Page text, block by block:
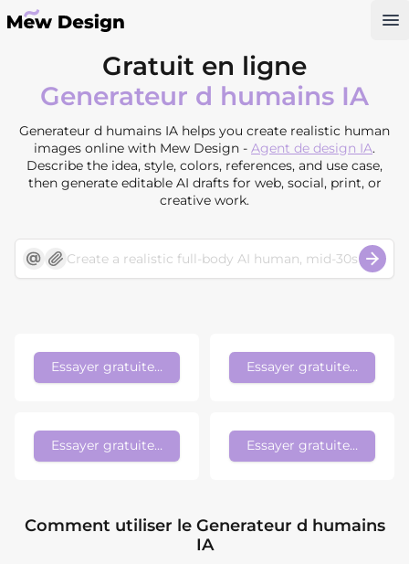
Gratuit en ligne
Generateur d humains IA
Generateur d humains IA helps you create realistic human
images online with Mew Design - Agent de design IA.
Describe the idea, style, colors, references, and use case,
then generate editable AI drafts for web, social, print, or
creative work.
Essayer gratuitement Essayer gratuitement
Essayer gratuitement Essayer gratuitement
Comment utiliser le Generateur d humains
IA